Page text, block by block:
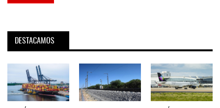
DESTACAMOS